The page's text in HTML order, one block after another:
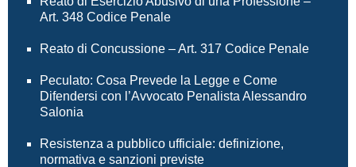
Art. 348 Codice Penale
Reato di Concussione – Art. 317 Codice Penale
Peculato: Cosa Prevede la Legge e Come
Difendersi con l’Avvocato Penalista Alessandro
Salonia
Resistenza a pubblico ufficiale: definizione,
normativa e sanzioni previste